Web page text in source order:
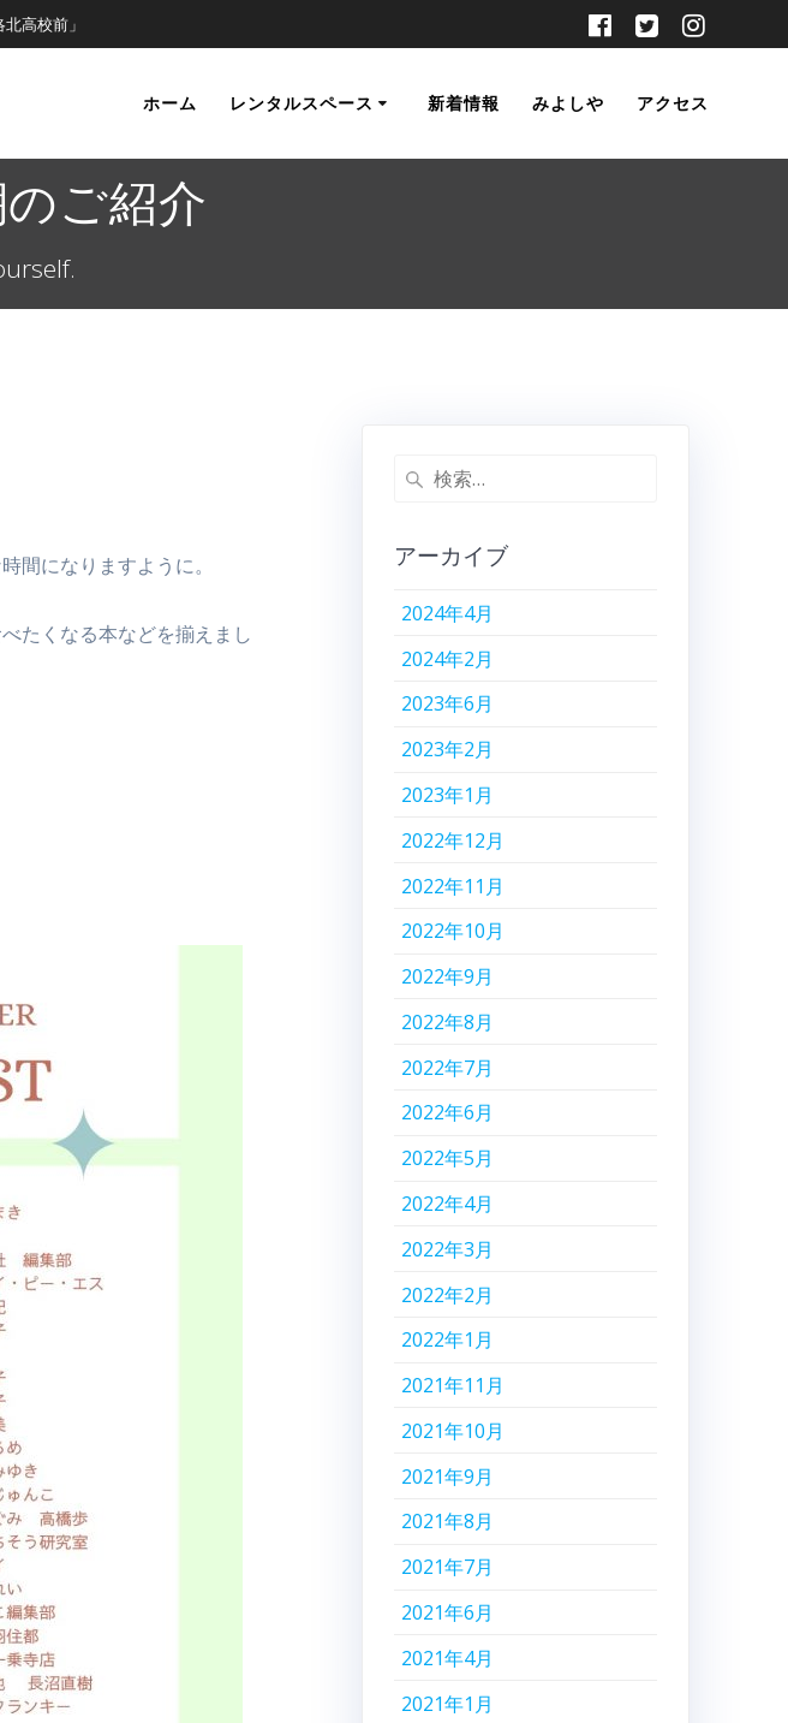
高校前」
ホーム レンタルスペース 新着情報 みよしや アクセス
ご紹介
間になりますように。
たくなる本などを揃えまし
検
アーカイブ
2024年4月
2024年2月
2023年6月
2023年2月
2023年1月
2022年12月
2022年11月
2022年10月
2022年9月
2022年8月
2022年7月
2022年6月
2022年5月
2022年4月
2022年3月
2022年2月
2022年1月
2021年11月
2021年10月
2021年9月
2021年8月
2021年7月
2021年6月
2021年4月
2021年1月